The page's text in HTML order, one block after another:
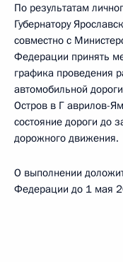
По результатам
Губернатору
совместно с
Федерации принять
графика проведения
автомобильной
Остров в Г аврилов-
состояние дороги до
дорожного движения.
О выполнении
Федерации до 1 мая